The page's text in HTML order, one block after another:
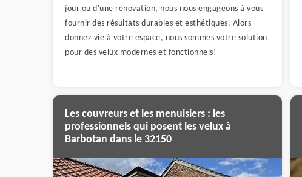
jour ou d'une rénovation, nous nous engageons à vous
fournir des résultats durables et esthétiques. Alors
donnez vie à votre espace, nous sommes votre solution
pour des velux modernes et fonctionnels!
Les couvreurs et les menuisiers : les
professionnels qui posent les velux à
Barbotan dans le 32150